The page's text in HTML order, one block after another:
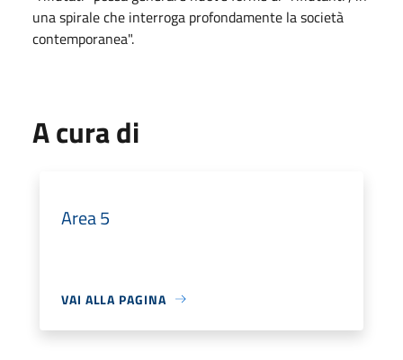
una spirale che interroga profondamente la società
contemporanea".
A cura di
Area 5
VAI ALLA PAGINA